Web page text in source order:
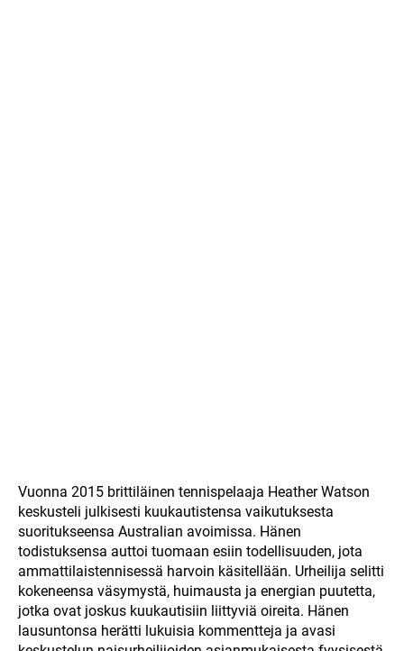
Vuonna 2015 brittiläinen tennispelaaja Heather Watson
keskusteli julkisesti kuukautistensa vaikutuksesta
suoritukseensa Australian avoimissa. Hänen
todistuksensa auttoi tuomaan esiin todellisuuden, jota
ammattilaistennisessä harvoin käsitellään. Urheilija selitti
kokeneensa väsymystä, huimausta ja energian puutetta,
jotka ovat joskus kuukautisiin liittyviä oireita. Hänen
lausuntonsa herätti lukuisia kommentteja ja avasi